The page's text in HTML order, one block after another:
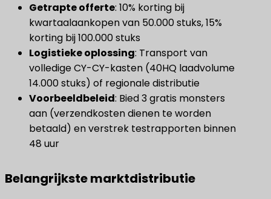
​Getrapte offerte​​: 10% korting bij
kwartaalaankopen van 50.000 stuks, 15%
korting bij 100.000 stuks
Logistieke oplossing​: Transport van
volledige CY-CY-kasten (40HQ laadvolume
14.000 stuks) of regionale distributie
​Voorbeeldbeleid​​: Bied 3 gratis monsters
aan (verzendkosten dienen te worden
betaald) en verstrek testrapporten binnen
48 uur
Belangrijkste marktdistributie